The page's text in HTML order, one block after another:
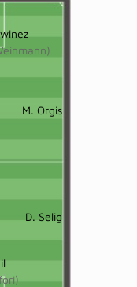
M. Orgis
D. Selig